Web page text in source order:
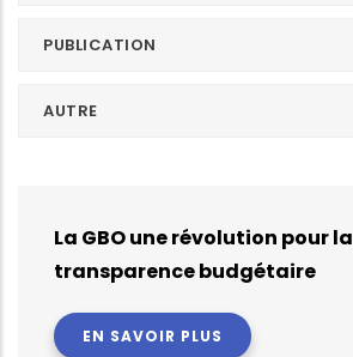
PUBLICATION
AUTRE
La GBO une révolution pour la
transparence budgétaire
EN SAVOIR PLUS